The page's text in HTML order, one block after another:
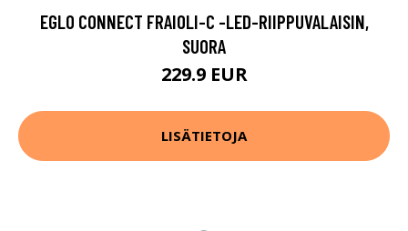
EGLO CONNECT FRAIOLI-C -LED-RIIPPUVALAISIN,
SUORA
229.9 EUR
LISÄTIETOJA